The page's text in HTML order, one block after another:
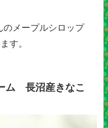
のメープルシロップ
す。
ム 長沼産きなこ